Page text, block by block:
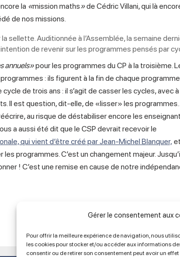
Gérer le consentement aux
Pour offrir la meilleure expérience de navigation, nous
les cookies pour stocker et/ou accéder aux informations
consentir ou de retirer son consentement peut avoir un
la «mission maths»de Cédric Villani, qui là
de nos missions.
sellette. Auditionnée à l’Assemblée, la semaine
de revenir sur les programmes pensés par
annuels»pour les programmes du CP à la troisième.
: ils figurent à la fin de chaque
de trois ans : il s’agit de casser les cycles, avec à
Il est question, dit-elle, de «lisser» les
au risque de déstabiliser encore les
a aussi été dit que le CSP devrait recevoir le
qui vient d’être créé par Jean-Michel Blanquer,
programmes. C’est un changement majeur.
! C’est une remise en cause de notre